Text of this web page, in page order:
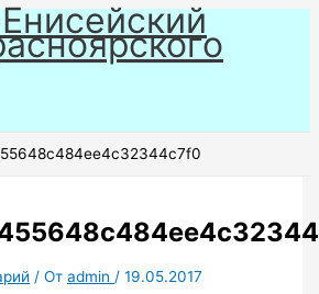
/ Отadmin /19.05.2017